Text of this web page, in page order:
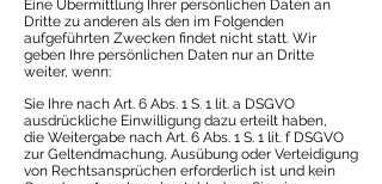
Eine Übermittlung Ihrer persönlichen Daten an
Dritte zu anderen als den im Folgenden
aufgeführten Zwecken findet nicht statt. Wir
geben Ihre persönlichen Daten nur an Dritte
weiter, wenn:
Sie Ihre nach Art. 6 Abs. 1 S. 1 lit. a DSGVO
ausdrückliche Einwilligung dazu erteilt haben,
die Weitergabe nach Art. 6 Abs. 1 S. 1 lit. f DSGVO
zur Geltendmachung, Ausübung oder Verteidigung
von Rechtsansprüchen erforderlich ist und kein